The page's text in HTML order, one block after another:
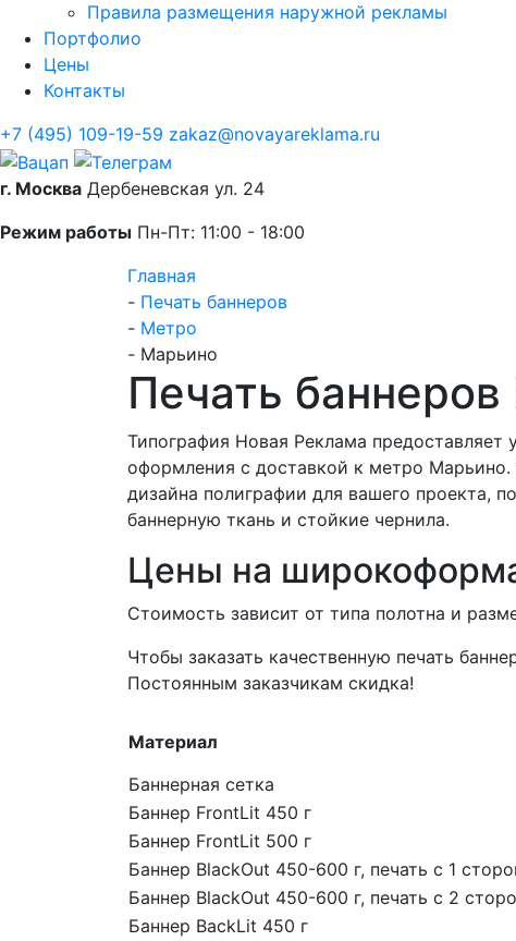
Правила размещения наружной рекламы
Портфолио
Цены
Контакты
+7 (495) 109-19-59 zakaz@novayareklama.ru
г. Москва Дербеневская ул. 24
Режим работы Пн-Пт: 11:00 - 18:00
Главная
- Печать баннеров
- Метро
- Марьино
Печать
Типография Новая Реклама предоставляет
оформления с доставкой к метро
дизайна полиграфии для вашего проекта,
баннерную ткань и стойкие чернила.
Цены на
Стоимость зависит от типа полотна и
Чтобы заказать качественную печать
Постоянным заказчикам скидка!
Материал
Баннерная сетка
Баннер FrontLit 450 г
Баннер FrontLit 500 г
Баннер BlackOut 450-600 г, печать с 1
Баннер BlackOut 450-600 г, печать с 2
Баннер BackLit 450 г